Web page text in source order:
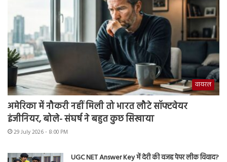
वायरल
अमेरिका में नौकरी नहीं मिली तो भारत लौटे सॉफ्टवेयर
इंजीनियर, बोले- संघर्ष ने बहुत कुछ सिखाया
29 July 2026 - 8:00 PM
UGC NET Answer Key में देरी की वजह पेपर लीक विवाद?